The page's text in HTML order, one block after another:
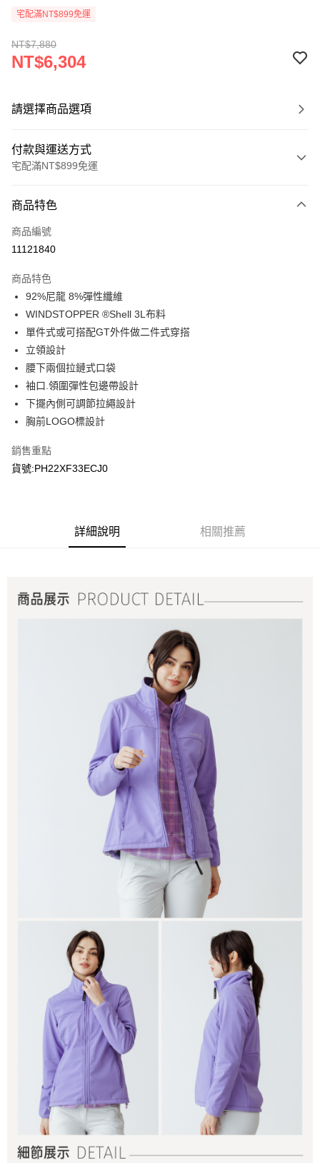
宅配滿NT$899免運
NT$7,880
NT$6,304
請選擇商品選項
付款與運送方式
宅配滿NT$899免運
信用卡一次付款
LINE Pay
悠遊付
Google Pay
運送方式
每筆NT$90，滿NT$899(含以上)免運費
宅配(離島)
商品特色
商品編號
11121840
商品特色
92%尼龍 8%彈性纖維
WINDSTOPPER ®Shell 3L布料
單件式或可搭配GT外件做二件式穿搭
立領設計
腰下兩個拉鏈式口袋
袖口.領圍彈性包邊帶設計
下擺內側可調節拉繩設計
胸前LOGO標設計
銷售重點
貨號:PH22XF33ECJ0
詳細說明 相關推薦